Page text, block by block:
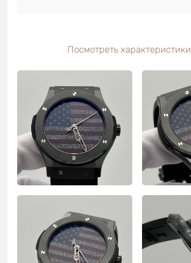
Посмотреть характеристики